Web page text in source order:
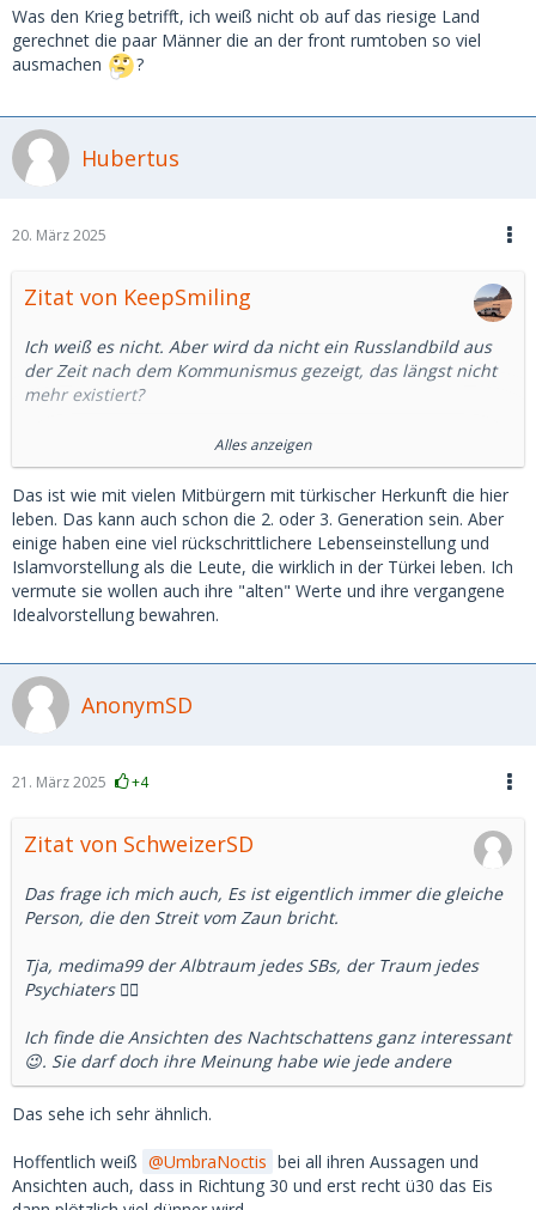
Aber ich denke, da wird ein Bild gezeichnet, dass es so in
Russland nicht mehr gibt.
derzeit im Krieg und ob der Sold ausreicht, der Frau ein
schönes Leben zu machen, da habe ich meine Zweifel.
geprägt Idealvorstellung ist, die aber mit der russischen
Was den Krieg betrifft, ich weiß nicht ob auf das riesige Land
gerechnet die paar Männer die an der front rumtoben so viel
ausmachen
?
Hubertus
20. März 2025
Zitat von KeepSmiling
Ich weiß es nicht. Aber wird da nicht ein Russlandbild aus
der Zeit nach dem Kommunismus gezeigt, das längst nicht
mehr existiert?
Ich habe mal google bemüht.
In Deutschland ist die Beschäftigung von Männern
gegenüber Frauen um rund 6 Prozentpunkte höher, in
Russland 10 Prozentpunkte. Das ist ein Unterschied, aber
kein wesentlicher.
Auch in Russland arbeiten mehr als 2/3 der Frauen
zwischen 15 und 64. (15, was für ein Alter)
Nun ist das mit Statistiken immer so eine Sache.
Aber ich denke, da wird ein Bild gezeichnet, dass es so in
schönes Leben zu machen, da habe ich meine Zweifel.
Können wir uns darauf einigen, dass es eine kulturell
geprägt Idealvorstellung ist, die aber mit der russischen
Alles anzeigen
Das ist wie mit vielen Mitbürgern mit türkischer Herkunft die hier
leben. Das kann auch schon die 2. oder 3. Generation sein. Aber
einige haben eine viel rückschrittlichere Lebenseinstellung und
Islamvorstellung als die Leute, die wirklich in der Türkei leben. Ich
vermute sie wollen auch ihre "alten" Werte und ihre vergangene
Idealvorstellung bewahren.
AnonymSD
21. März 2025 +4
Zitat von SchweizerSD
Das frage ich mich auch, Es ist eigentlich immer die gleiche
Person, die den Streit vom Zaun bricht.
Tja, medima99 der Albtraum jedes SBs, der Traum jedes
Psychiaters 🤷‍♂️
Ich finde die Ansichten des Nachtschattens ganz interessant
😉. Sie darf doch ihre Meinung habe wie jede andere
Das sehe ich sehr ähnlich.
Hoffentlich weiß UmbraNoctis bei all ihren Aussagen und
Ansichten auch, dass in Richtung 30 und erst recht ü30 das Eis